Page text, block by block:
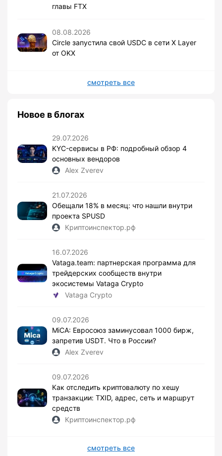
главы FTX
08.08.2026
Circle запустила свой USDC в сети X Layer
от OKX
смотреть все
Новое в блогах
29.07.2026
KYC-сервисы в РФ: подробный обзор 4
основных вендоров
Alex Zverev
21.07.2026
Обещали 18% в месяц: что нашли внутри
проекта SPUSD
Криптоинспектор.рф
16.07.2026
Vataga.team: партнерская программа для
трейдерских сообществ внутри
экосистемы Vataga Crypto
Vataga Crypto
09.07.2026
MiCA: Евросоюз заминусовал 1000 бирж,
запретив USDT. Что в России?
Alex Zverev
09.07.2026
Как отследить криптовалюту по хешу
транзакции: TXID, адрес, сеть и маршрут
средств
Криптоинспектор.рф
смотреть все